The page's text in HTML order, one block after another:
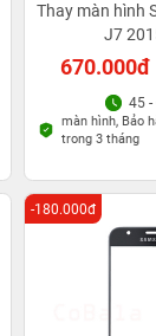
Thay màn hình
J7
670.000đ
45
màn hình, Bảo
trong 3 tháng
-180.000đ